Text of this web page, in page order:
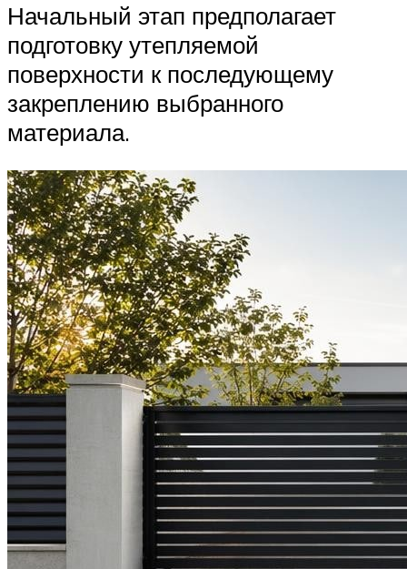
Начальный этап предполагает
подготовку утепляемой
поверхности к последующему
закреплению выбранного
материала.